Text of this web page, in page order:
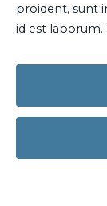
proident, sunt
id est